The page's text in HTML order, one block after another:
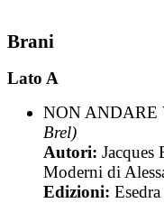
Brani
Lato A
NON ANDARE
Brel)
Autori: Jacques
Moderni di
Edizioni: Esedra